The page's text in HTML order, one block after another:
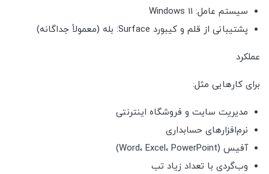
سیستم عامل: Windows 11
پشتیبانی از قلم و کیبورد Surface: بله (معمولاً جداگانه)
عملکرد
برای کارهایی مثل:
مدیریت سایت و فروشگاه اینترنتی
نرم‌افزارهای حسابداری
آفیس (Word، Excel، PowerPoint)
وب‌گردی با تعداد زیاد تب